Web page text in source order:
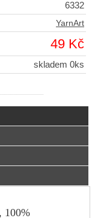
6332
YarnArt
49 Kč
skladem 0ks
100%